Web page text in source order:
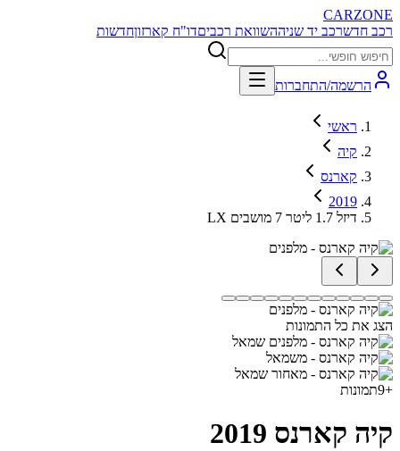
CARZONE
רכב חדשרכב יד שניההשוואת רכביםדו"ח קארזוןחדשות
הרשמה/התחברות
ראשי
קיה
קארנס
2019
LX דיזל 1.7 ליטר 7 מושבים
הצג את כל התמונות
+
9תמונות
קיה קארנס 2019